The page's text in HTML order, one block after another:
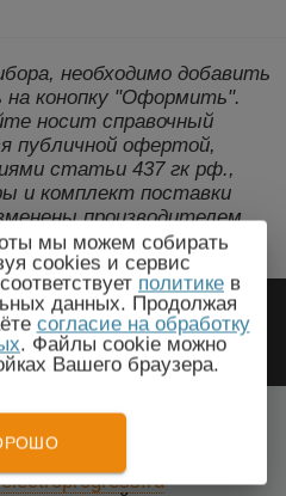
необходимо добавить
на конопку "Оформить".
носит справочный
публичной офертой,
статьи 437 гк рф.,
и комплект поставки
производителем
-
оборудование
Все города
648-87-27
мы можем собирать
cookies и сервис
политике в
данных. Продолжая
согласие на обработку
. Файлы cookie можно
Вашего браузера.